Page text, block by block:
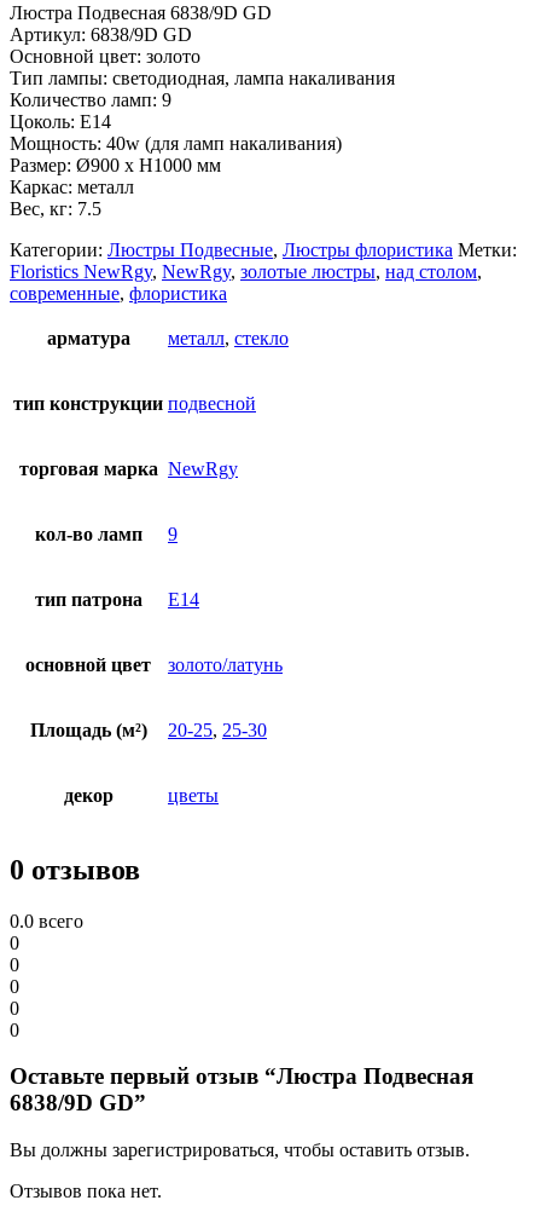
Люстра Подвесная 6838/9D GD
Артикул: 6838/9D GD
Основной цвет: золото
Тип лампы: светодиодная, лампа накаливания
Количество ламп: 9
Цоколь: E14
Мощность: 40w (для ламп накаливания)
Размер: Ø900 x H1000 мм
Каркас: металл
Вес, кг: 7.5
Категории: Люстры Подвесные, Люстры флористика Метки:
Floristics NewRgy, NewRgy, золотые люстры, над столом,
современные, флористика
арматура металл, стекло
тип конструкции подвесной
торговая марка NewRgy
кол-во ламп 9
тип патрона E14
основной цвет золото/латунь
Площадь (м²) 20-25, 25-30
декор цветы
0 отзывов
0.0 всего
0
0
0
0
0
Оставьте первый отзыв “Люстра Подвесная
6838/9D GD”
Вы должны зарегистрироваться, чтобы оставить отзыв.
Отзывов пока нет.